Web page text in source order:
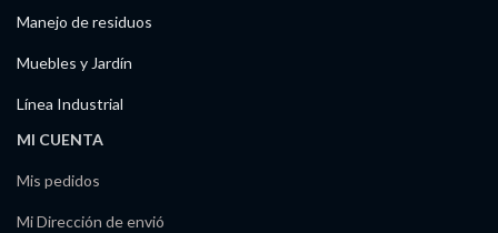
Manejo de residuos
Muebles y Jardín
Línea Industrial
MI CUENTA
Mis pedidos
Mi Dirección de envió